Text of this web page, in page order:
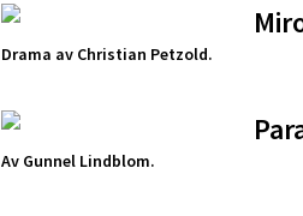
Drama av Christian Petzold.
Av Gunnel Lindblom.